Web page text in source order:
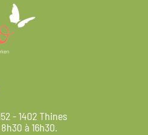
- 1402 Thines
à 16h30.